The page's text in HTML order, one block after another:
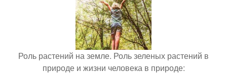
Роль растений на земле. Роль зеленых растений в
природе и жизни человека в природе: